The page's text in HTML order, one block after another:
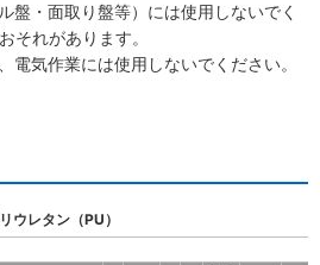
盤・面取り盤等）には使用しないでく
それがあります。
気作業には使用しないでください。
レタン（PU）